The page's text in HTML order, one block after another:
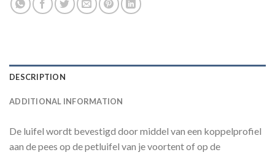
DESCRIPTION
ADDITIONAL INFORMATION
De luifel wordt bevestigd door middel van een koppelprofiel
aan de pees op de petluifel van je voortent of op de